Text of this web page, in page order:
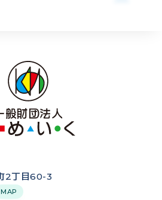
2丁目60-3
MAP